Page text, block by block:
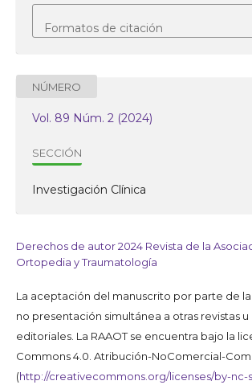
Formatos de citación
NÚMERO
Vol. 89 Núm. 2 (2024)
SECCIÓN
Investigación Clínica
Derechos de autor 2024 Revista de la
Ortopedia y Traumatología
La aceptación del manuscrito por parte de
no presentación simultánea a otras revistas
editoriales. La RAAOT se encuentra bajo la
Commons 4.0. Atribución-NoComercial-
(http://creativecommons.org/licenses/by-nc-